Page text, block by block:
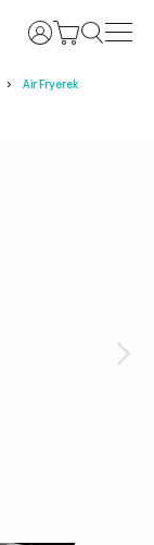
Bejelentkezés
Air Fryerek